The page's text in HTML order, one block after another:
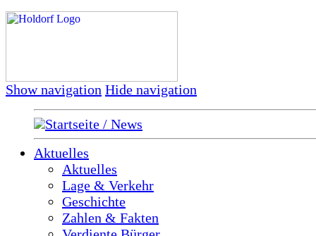
Show navigation Hide navigation
Startseite / News
Aktuelles
Aktuelles
Lage & Verkehr
Geschichte
Zahlen & Fakten